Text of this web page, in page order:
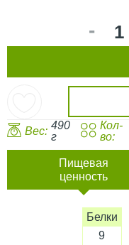
-
Вес: 490
г
Кол-
во:
Пищевая
ценность
Белки
9